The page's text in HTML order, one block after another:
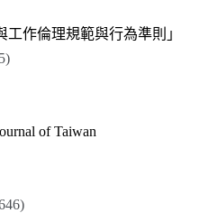
工作倫理規範與行為準則」
of Taiwan